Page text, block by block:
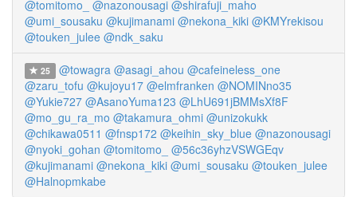
@tomitomo_
@nazonousagi @shirafuji_maho
@umi_sousaku @kujimanami @nekona_kiki @KMYrekisou
@touken_julee @ndk_saku
25 @towagra @asagi_ahou @cafeineless_one
@zaru_tofu @kujoyu17 @elmfranken @NOMINno35
@Yukie727 @AsanoYuma123 @LhU691jBMMsXf8F
@mo_gu_ra_mo @takamura_ohmi @unizokukk
@chikawa0511 @fnsp172 @keihin_sky_blue @nazonousagi
@nyoki_gohan @tomitomo_
@56c36yhzVSWGEqv
@kujimanami @nekona_kiki @umi_sousaku @touken_julee
@Halnopmkabe